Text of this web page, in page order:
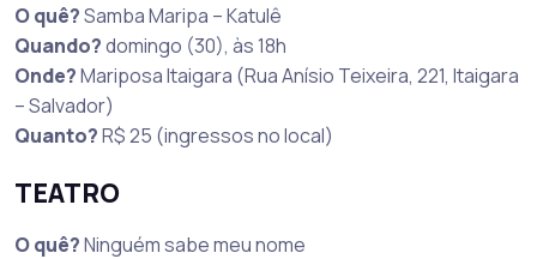
O quê?Samba Maripa – Katulê
Quando?domingo (30), às 18h
Onde?Mariposa Itaigara (Rua Anísio Teixeira, 221, Itaigara
– Salvador)
Quanto?R$ 25 (ingressos no local)
TEATRO
O quê?Ninguém sabe meu nome